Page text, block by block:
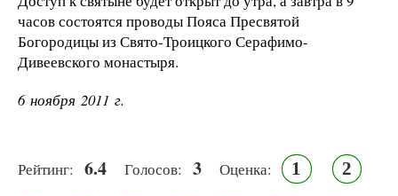
часов состоятся проводы Пояса Пресвятой
Богородицы из Свято-Троицкого Серафимо-
Дивеевского монастыря.
6 ноября 2011 г.
Рейтинг: 6.4 Голосов: 3 Оценка: 1 2